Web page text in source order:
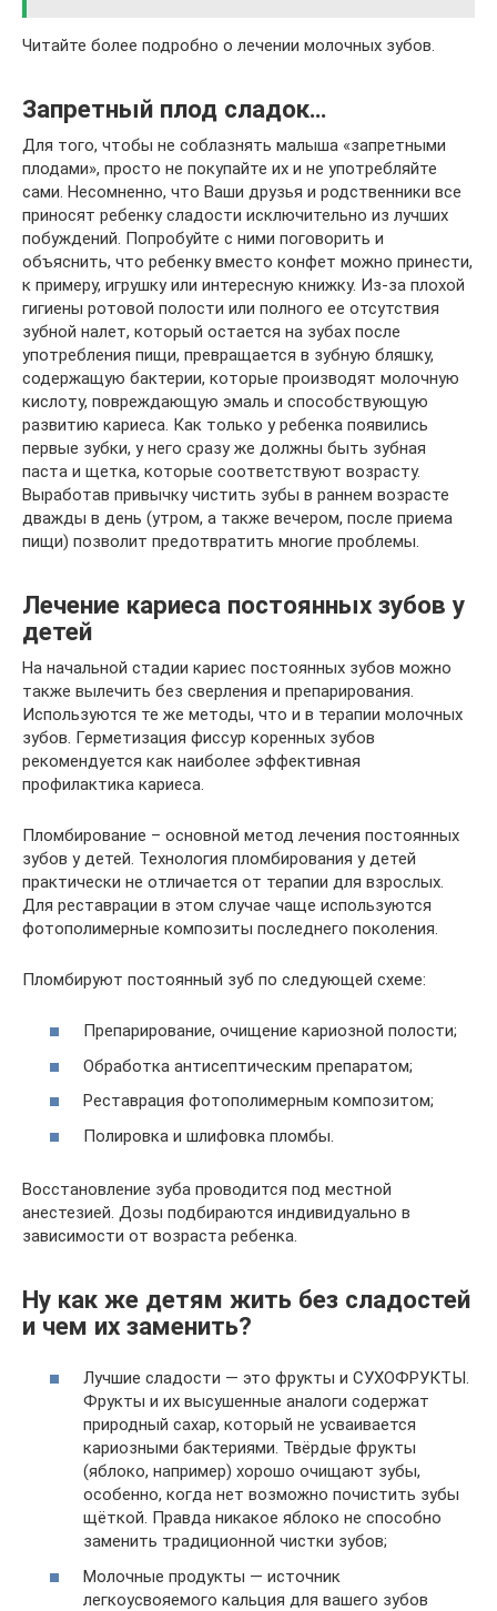
Читайте более подробно о лечении молочных зубов.
Запретный плод сладок…
Для того, чтобы не соблазнять малыша «запретными
плодами», просто не покупайте их и не употребляйте
сами. Несомненно, что Ваши друзья и родственники все
приносят ребенку сладости исключительно из лучших
побуждений. Попробуйте с ними поговорить и
объяснить, что ребенку вместо конфет можно принести,
к примеру, игрушку или интересную книжку. Из-за плохой
гигиены ротовой полости или полного ее отсутствия
зубной налет, который остается на зубах после
употребления пищи, превращается в зубную бляшку,
содержащую бактерии, которые производят молочную
кислоту, повреждающую эмаль и способствующую
развитию кариеса. Как только у ребенка появились
первые зубки, у него сразу же должны быть зубная
паста и щетка, которые соответствуют возрасту.
Выработав привычку чистить зубы в раннем возрасте
дважды в день (утром, а также вечером, после приема
пищи) позволит предотвратить многие проблемы.
Лечение кариеса постоянных зубов у
детей
На начальной стадии кариес постоянных зубов можно
также вылечить без сверления и препарирования.
Используются те же методы, что и в терапии молочных
зубов. Герметизация фиссур коренных зубов
рекомендуется как наиболее эффективная
профилактика кариеса.
Пломбирование – основной метод лечения постоянных
зубов у детей. Технология пломбирования у детей
практически не отличается от терапии для взрослых.
Для реставрации в этом случае чаще используются
фотополимерные композиты последнего поколения.
Пломбируют постоянный зуб по следующей схеме:
Препарирование, очищение кариозной полости;
Обработка антисептическим препаратом;
Реставрация фотополимерным композитом;
Полировка и шлифовка пломбы.
Восстановление зуба проводится под местной
анестезией. Дозы подбираются индивидуально в
зависимости от возраста ребенка.
Ну как же детям жить без сладостей
и чем их заменить?
Лучшие сладости — это фрукты и СУХОФРУКТЫ.
Фрукты и их высушенные аналоги содержат
природный сахар, который не усваивается
кариозными бактериями. Твёрдые фрукты
(яблоко, например) хорошо очищают зубы,
особенно, когда нет возможно почистить зубы
щёткой. Правда никакое яблоко не способно
заменить традиционной чистки зубов;
Молочные продукты — источник
легкоусвояемого кальция для вашего зубов